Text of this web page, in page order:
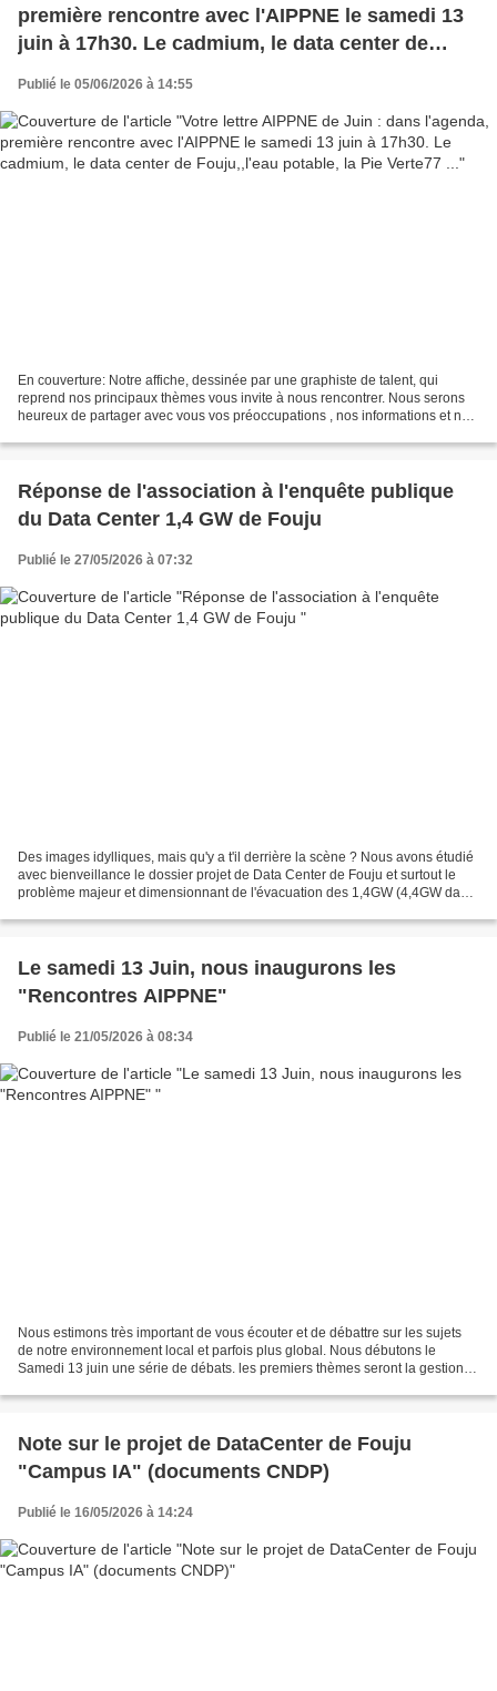
première rencontre avec l'AIPPNE le samedi 13
juin à 17h30. Le cadmium, le data center de
Publié le 05/06/2026 à 14:55
En couverture: Notre affiche, dessinée par une graphiste de talent, qui
reprend nos principaux thèmes vous invite à nous rencontrer. Nous serons
heureux de partager avec vous vos préoccupations , nos informations et nos
Réponse de l'association à l'enquête publique
du Data Center 1,4 GW de Fouju
Publié le 27/05/2026 à 07:32
Des images idylliques, mais qu'y a t'il derrière la scène ? Nous avons étudié
avec bienveillance le dossier projet de Data Center de Fouju et surtout le
problème majeur et dimensionnant de l'évacuation des 1,4GW (4,4GW dans
Le samedi 13 Juin, nous inaugurons les
"Rencontres AIPPNE"
Publié le 21/05/2026 à 08:34
Nous estimons très important de vous écouter et de débattre sur les sujets
de notre environnement local et parfois plus global. Nous débutons le
Samedi 13 juin une série de débats. les premiers thèmes seront la gestions
Note sur le projet de DataCenter de Fouju
"Campus IA" (documents CNDP)
Publié le 16/05/2026 à 14:24